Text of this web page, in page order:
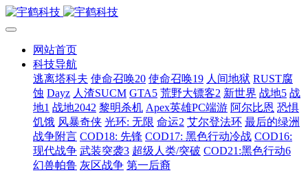
网站首页
科技导航
逃离塔科夫 使命召唤20 使命召唤19 人间地狱 RUST腐
蚀 Dayz 人渣SUCM GTA5 荒野大镖客2 新世界 战地5 战
地1 战地2042 黎明杀机 Apex英雄PC端游 阿尔比恩 恐惧
饥饿 风暴奇侠 光环: 无限 命运2 艾尔登法环 最后的绿洲
战争附言 COD18: 先锋 COD17: 黑色行动冷战 COD16:
现代战争 武装突袭3 超级人类/突破 COD21:黑色行动6
幻兽帕鲁 灰区战争 第一后裔